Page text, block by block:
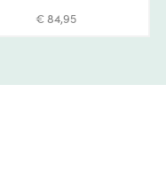
€ 84,95